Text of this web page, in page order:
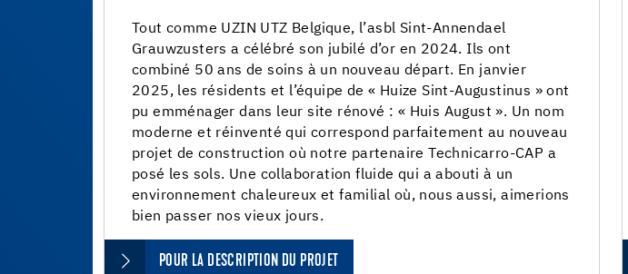
Tout comme UZIN UTZ Belgique, l’asbl Sint-Annendael
Grauwzusters a célébré son jubilé d’or en 2024. Ils ont
combiné 50 ans de soins à un nouveau départ. En janvier
2025, les résidents et l’équipe de « Huize Sint-Augustinus » ont
pu emménager dans leur site rénové : « Huis August ». Un nom
moderne et réinventé qui correspond parfaitement au nouveau
projet de construction où notre partenaire Technicarro-CAP a
posé les sols. Une collaboration fluide qui a abouti à un
environnement chaleureux et familial où, nous aussi, aimerions
bien passer nos vieux jours.
POUR LA DESCRIPTION DU PROJET